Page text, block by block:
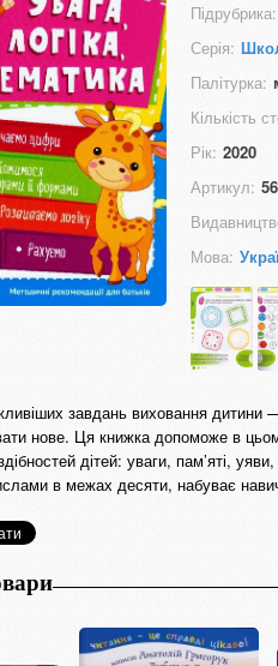
Підрубрика:
Серія:
Палітурка:
Кількість
Рік: 2020
Артикул:
Мова:
завдань виховання дитини
нове. Ця книжка допоможе в
дітей: уваги, пам’яті,
в межах десяти, набуває